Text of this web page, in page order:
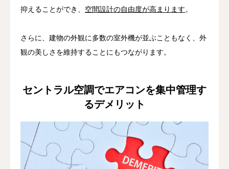
抑えることができ、 空間設計の自由度が高まります。
さらに、建物の外観に多数の室外機が並ぶこともなく、外
観の美しさを維持することにもつながります。
セントラル空調でエアコンを集中管理す
るデメリット